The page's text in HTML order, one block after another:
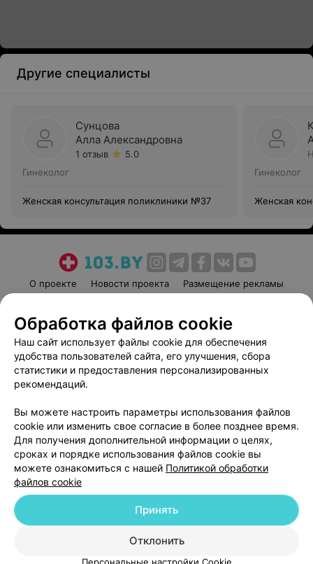
Другие специалисты
Сунцова
Алла Александровна
1 отзыв
5.0
Гинеколог
Женская консультация поликлиники №37
Гинеколог
Женская
О проекте Новости проекта
Размещение рекламы
Пользовательское соглашение
Способы оплаты
Вакансии
Партнеры
Написать руководителю 103.by
Обработка персональных данных
© 2026 ООО «Артокс Лаб», УНП 191700409
| 220012, Республика Беларусь,
Служба поддержки +375 291212755
Обработка файлов cookie
Наш сайт использует файлы cookie для обеспечения
удобства пользователей сайта, его улучшения, сбора
статистики и предоставления персонализированных
рекомендаций.
Вы можете настроить параметры использования файлов
cookie или изменить свое согласие в более позднее время.
Для получения дополнительной информации о целях,
сроках и порядке использования файлов cookie вы
можете ознакомиться с нашей Политикой обработки
файлов cookie
Отклонить
Принять